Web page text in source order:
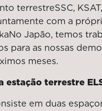
terrestreSSC,
com a
No Japão, temos
para as nossas
meses.
estação terrestre
em duas